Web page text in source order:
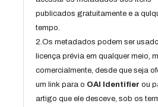
publicados gratuitamente e a
tempo.
2.Os metadados podem ser
licença prévia em qualquer meio,
comercialmente, desde que seja
um link para o OAI Identifier ou
artigo que ele desceve, sob os